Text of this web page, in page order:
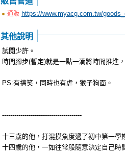
通販 https://www.myacg.com.tw/
其他說明
試閱少許。
時間腳步(暫定)就是一點一滴將時間推進
PS:有搞笑，同時也有虐，猴子狗面。
---------------------------------------
十三歲的他，打混摸魚度過了初中第一學
十四歲的他，一如往常般隨意決定自己時